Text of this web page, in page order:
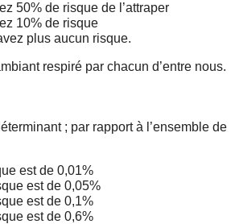
50% de risque de l’attraper
10% de risque
plus aucun risque.
respiré par chacun d’entre nous.
; par rapport à l’ensemble de
est de 0,01%
est de 0,05%
est de 0,1%
est de 0,6%